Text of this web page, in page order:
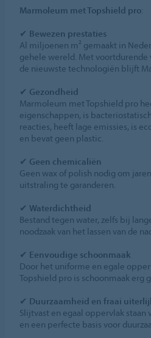
Marmoleum met Topshield pro:
✔ Bewezen prestaties
Al miljoenen m² gemaakt in
gehele wereld. Met voortdurende
de nieuwste technologiën blijft
✔ Gezondheid
Marmoleum met Topshield pro
eigenschappen, is
reacties, heeft lage emissies, is
en bevat geen plastic.
✔ Geen chemicaliën
Geen wax of polish nodig om
uitstraling te garanderen.
✔Waterdichtheid
Bestand tegen water, zelfs bij
noodzaak van het lassen van de
✔ Eenvoudige schoonmaak
Door het uniforme en egale
Topshield pro is schoonmaak erg
✔ Duurzaamheid en fraai
Slijtvast en egaal oppervlak staan
en een perfecte basis voor